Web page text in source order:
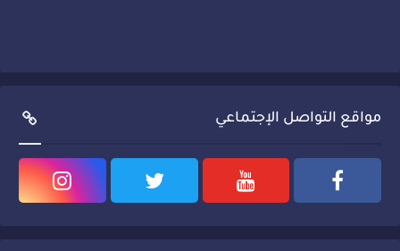
مواقع التواصل الإجتماعي